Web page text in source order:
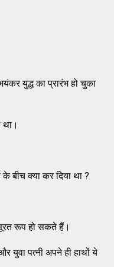
युद्ध का प्रारंभ हो चुका
था।
के बीच क्या कर दिया था ?
रूप हो सकते हैं।
युवा पत्नी अपने ही हाथों ये